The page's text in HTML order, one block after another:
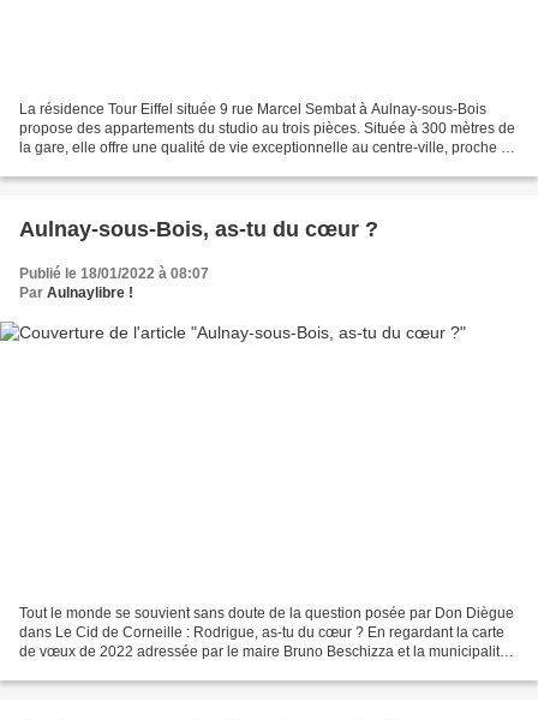
La résidence Tour Eiffel située 9 rue Marcel Sembat à Aulnay-sous-Bois
propose des appartements du studio au trois pièces. Située à 300 mètres de
la gare, elle offre une qualité de vie exceptionnelle au centre-ville, proche de
Aulnay-sous-Bois, as-tu du cœur ?
Publié le 18/01/2022 à 08:07
Par Aulnaylibre !
Tout le monde se souvient sans doute de la question posée par Don Diègue
dans Le Cid de Corneille : Rodrigue, as-tu du cœur ? En regardant la carte
de vœux de 2022 adressée par le maire Bruno Beschizza et la municipalité